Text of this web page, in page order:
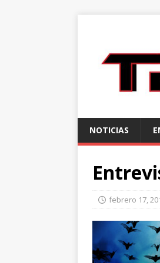
NOTICIAS
febrero 17,